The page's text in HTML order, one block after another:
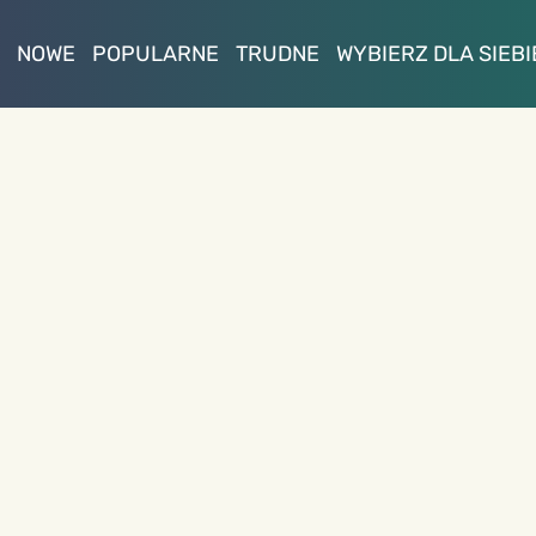
NOWE POPULARNE TRUDNE WYBIERZ DLA